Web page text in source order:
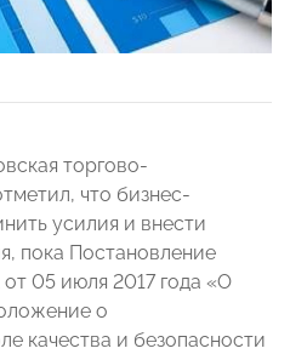
торгово-
что бизнес-
усилия и внести
пока Постановление
05 июля 2017 года «О
о
качества и безопасности